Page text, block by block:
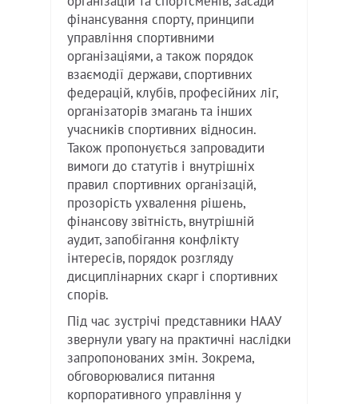
фінансування спорту, принципи
управління спортивними
організаціями, а також порядок
взаємодії держави, спортивних
федерацій, клубів, професійних ліг,
організаторів змагань та інших
учасників спортивних відносин.
Також пропонується запровадити
вимоги до статутів і внутрішніх
правил спортивних організацій,
прозорість ухвалення рішень,
фінансову звітність, внутрішній
аудит, запобігання конфлікту
інтересів, порядок розгляду
дисциплінарних скарг і спортивних
спорів.
Під час зустрічі представники НААУ
звернули увагу на практичні наслідки
запропонованих змін. Зокрема,
обговорювалися питання
корпоративного управління у